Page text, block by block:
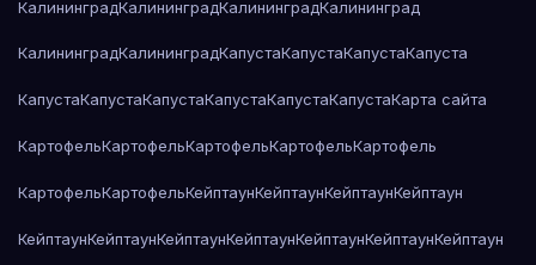
КалининградКалининградКалининградКалининград
КалининградКалининградКапустаКапустаКапустаКапуста
КапустаКапустаКапустаКапустаКапустаКапустаКарта сайта
КартофельКартофельКартофельКартофельКартофель
КартофельКартофельКейптаунКейптаунКейптаунКейптаун
КейптаунКейптаунКейптаунКейптаунКейптаунКейптаунКейптаун